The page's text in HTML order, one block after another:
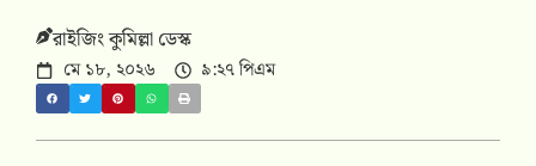
রাইজিং কুমিল্লা ডেস্ক
মে ১৮, ২০২৬ ৯:২৭ পিএম